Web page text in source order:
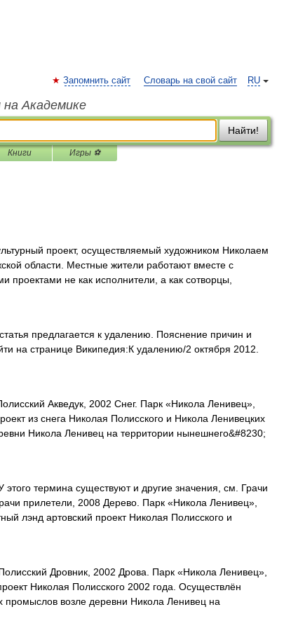
RU
Запомнить сайт Словарь на свой сайт
на Академике
Найти!
Книги Игры ⚽
проект, осуществляемый художником Николаем
области. Местные жители работают вместе с
проектами не как исполнители, а как сотворцы,
предлагается к удалению. Пояснение причин и
на странице Википедия:К удалению/2 октября 2012.
Акведук, 2002 Снег. Парк «Никола Ленивец»,
из снега Николая Полисского и Никола Ленивецких
Никола Ленивец на территории нынешнего&#8230;
термина существуют и другие значения, см. Грачи
прилетели, 2008 Дерево. Парк «Никола Ленивец»,
лэнд артовский проект Николая Полисского и
Дровник, 2002 Дрова. Парк «Никола Ленивец»,
Николая Полисского 2002 года. Осуществлён
промыслов возле деревни Никола Ленивец на